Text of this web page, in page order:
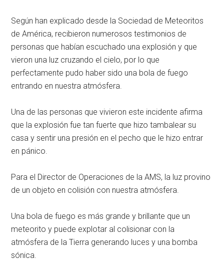
Según han explicado desde la Sociedad de Meteoritos
de América, recibieron numerosos testimonios de
personas que habían escuchado una explosión y que
vieron una luz cruzando el cielo, por lo que
perfectamente pudo haber sido una bola de fuego
entrando en nuestra atmósfera.
Una de las personas que vivieron este incidente afirma
que la explosión fue tan fuerte que hizo tambalear su
casa y sentir una presión en el pecho que le hizo entrar
en pánico.
Para el Director de Operaciones de la AMS, la luz provino
de un objeto en colisión con nuestra atmósfera.
Una bola de fuego es más grande y brillante que un
meteorito y puede explotar al colisionar con la
atmósfera de la Tierra generando luces y una bomba
sónica.